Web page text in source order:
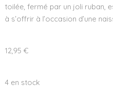
toilée, fermé par un joli ruban,
à s’offrir à l’occasion d’une
12,95 €
4 en stock